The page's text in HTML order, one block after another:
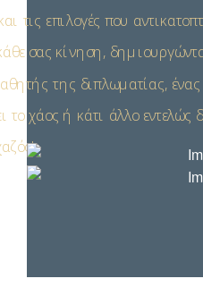
τις επιλογές που
σας κίνηση,
της διπλωματίας,
το χάος ή κάτι άλλο εντελώς